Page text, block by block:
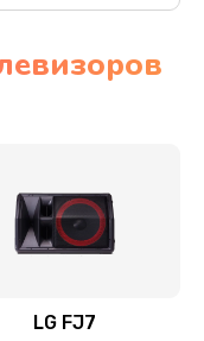
индикаторов,
LG FJ7